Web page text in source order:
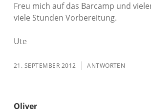
Freu mich auf das Barcamp und
viele Stunden Vorbereitung.
Ute
21. SEPTEMBER 2012 ANTWORTEN
Oliver